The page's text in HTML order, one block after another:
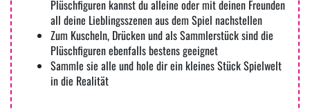
Plüschfiguren kannst du alleine oder mit deinen Freunden
all deine Lieblingsszenen aus dem Spiel nachstellen
Zum Kuscheln, Drücken und als Sammlerstück sind die
Plüschfiguren ebenfalls bestens geeignet
Sammle sie alle und hole dir ein kleines Stück Spielwelt
in die Realität